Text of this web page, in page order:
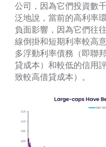
公司，因為它們投資數
泛地說，當前的高利率
負面影響，因為它們往
線倒掛和短期利率較高
多浮動利率債務（即聯
貸成本）和較低的信用
致較高借貸成本）。